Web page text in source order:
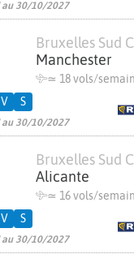
au 30/10/2027
Bruxelles Sud
Manchester
≃ 18 vols/
au 30/10/2027
V S
Bruxelles Sud
Alicante
≃ 16 vols/
au 30/10/2027
V S